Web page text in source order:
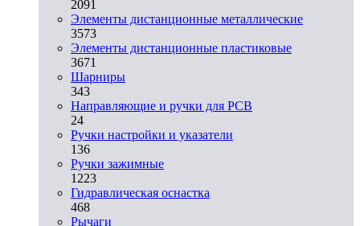
2091
Элементы дистанционные металлические
3573
Элементы дистанционные пластиковые
3671
Шарниры
343
Направляющие и ручки для PCB
24
Ручки настройки и указатели
136
Ручки зажимные
1223
Гидравлическая оснастка
468
Рычаги